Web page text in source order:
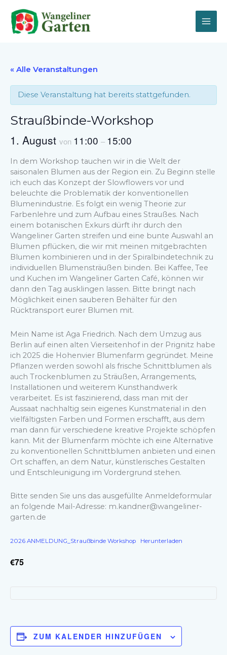
Inhalt
springen
« Alle Veranstaltungen
Diese Veranstaltung hat bereits stattgefunden.
Straußbinde-Workshop
1. August von 11:00 – 15:00
In dem Workshop tauchen wir in die Welt der
saisonalen Blumen aus der Region ein. Zu Beginn stelle
ich euch das Konzept der Slowflowers vor und
beleuchte die Problematik der konventionellen
Blumenindustrie. Es folgt ein wenig Theorie zur
Farbenlehre und zum Aufbau eines Straußes. Nach
einem botanischen Exkurs dürft ihr durch den
Wangeliner Garten streifen und eine bunte Auswahl an
Blumen pflücken, die wir mit meinen mitgebrachten
Blumen kombinieren und in der Spiralbindetechnik zu
individuellen Blumensträußen binden. Bei Kaffee, Tee
und Kuchen im Wangeliner Garten Café, können wir
dann den Tag ausklingen lassen. Bitte bringt nach
Möglichkeit einen sauberen Behälter für den
Rücktransport eurer Blumen mit.
Mein Name ist Aga Friedrich. Nach dem Umzug aus
Berlin auf einen alten Vierseitenhof in der Prignitz habe
ich 2025 die Hohenvier Blumenfarm gegründet. Meine
Pflanzen werden sowohl als frische Schnittblumen als
auch Trockenblumen zu Sträußen, Arrangements,
Installationen und weiterem Kunsthandwerk
verarbeitet. Es ist faszinierend, dass man mit der
Aussaat nachhaltig sein eigenes Kunstmaterial in den
vielfältigsten Farben und Formen erschafft, aus dem
man dann für verschiedene kreative Projekte schöpfen
kann. Mit der Blumenfarm möchte ich eine Alternative
zu konventionellen Schnittblumen anbieten und einen
Ort schaffen, an dem Natur, künstlerisches Gestalten
und Entschleunigung im Vordergrund stehen.
Bitte senden Sie uns das ausgefüllte Anmeldeformular
an folgende Mail-Adresse: m.kandner@wangeliner-
garten.de
2026 ANMELDUNG_Straußbinde Workshop Herunterladen
€75
ZUM KALENDER HINZUFÜGEN